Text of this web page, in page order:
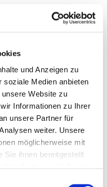
und Anzeigen zu
soziale Medien anbieten
Website zu
Informationen zu Ihrer
unsere Partner für
weiter. Unsere
möglicherweise mit
Sie ihnen bereitgestellt
Taous, NOMiA
und / oder
aus ihnen nur
des
newsletter may be
written permission from